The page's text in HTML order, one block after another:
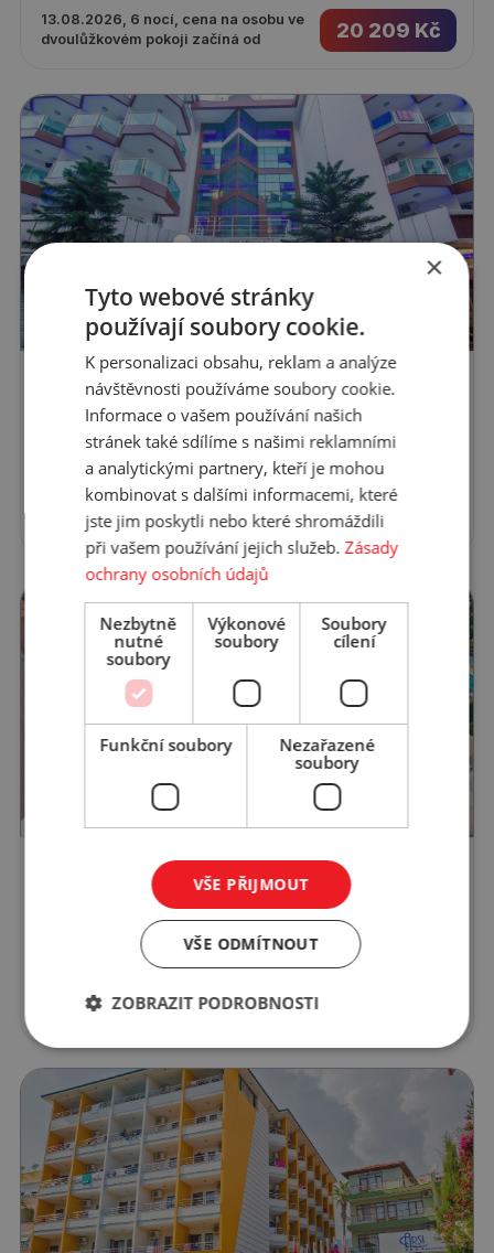
13.08.2026, 6 nocí, cena na osobu ve
dvoulůžkovém pokoji začíná od
20 209 Kč
Kleopatra Blue Hawaii
Alanya
dvoulůžkovém pokoji začíná od
11 118 Kč
Elit Life Hotel
14.08.2026, 6 nocí, cena na osobu ve
dvoulůžkovém pokoji začíná od
×
Tyto webové stránky
používají soubory cookie.
K personalizaci obsahu, reklam a analýze
návštěvnosti používáme soubory cookie.
Informace o vašem používání našich
stránek také sdílíme s našimi reklamními
a analytickými partnery, kteří je mohou
kombinovat s dalšími informacemi, které
jste jim poskytli nebo které shromáždili
při vašem používání jejich služeb.Zásady
ochrany osobních údajů
Nezbytně
nutné
soubory
Výkonové
soubory
Soubory
cílení
Funkční soubory
Nezařazené
soubory
VŠE PŘIJMOUT
VŠE ODMÍTNOUT
ZOBRAZIT PODROBNOSTI